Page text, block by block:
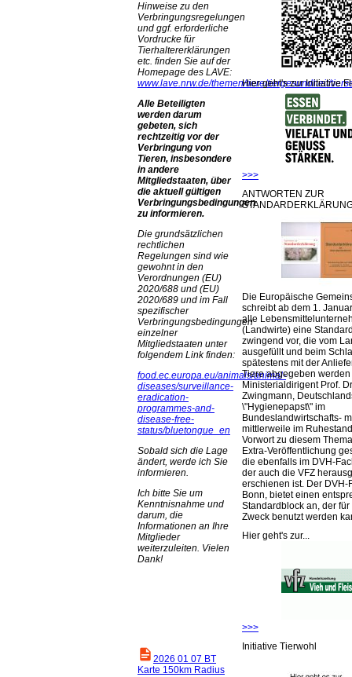
Hinweise zu den
Verbringungsregelungen
und ggf. erforderliche
Vordrucke für
Tierhaltererklärungen
etc. finden Sie auf der
Homepage des LAVE:
www.lave.nrw.de/themen/tiere/tiergesundheit/
Alle Beteiligten
werden darum
gebeten, sich
rechtzeitig vor der
Verbringung von
Tieren, insbesondere
in andere
Mitgliedstaaten, über
die aktuell gültigen
Verbringungsbedingungen
zu informieren.
Die grundsätzlichen
rechtlichen
Regelungen sind wie
gewohnt in den
Verordnungen (EU)
2020/688 und (EU)
2020/689 und im Fall
spezifischer
Verbringungsbedingungen
einzelner
Mitgliedstaaten unter
folgendem Link finden:
food.ec.europa.eu/animals/animal-
diseases/surveillance-
eradication-
programmes-and-
disease-free-
status/bluetongue_en
Sobald sich die Lage
ändert, werde ich Sie
informieren.
Ich bitte Sie um
Kenntnisnahme und
darum, die
Informationen an Ihre
Mitglieder
weiterzuleiten. Vielen
Dank!
2026 01 07 BT
Karte 150km Radius
Hier geht's zur Initiative
>>>
ANTWORTEN ZUR
Die Europäische
schreibt ab dem 1.
alle
(Landwirte) eine
zwingend vor, die vom
ausgefüllt und beim
spätestens mit der
Tiere abgegeben werden
Ministerialdirigent Prof.
Zwingmann,
\"Hygienepapst\" im
Bundeslandwirtschafts-
mittlerweile im
Vorwort zu diesem
Extra-Veröffentlichung
die ebenfalls im DVH-
der auch die VFZ
erschienen ist. Der DVH-
Bonn, bietet einen
Standardblock an, der
Zweck benutzt werden
Hier geht's zur...
>>>
Initiative Tierwohl